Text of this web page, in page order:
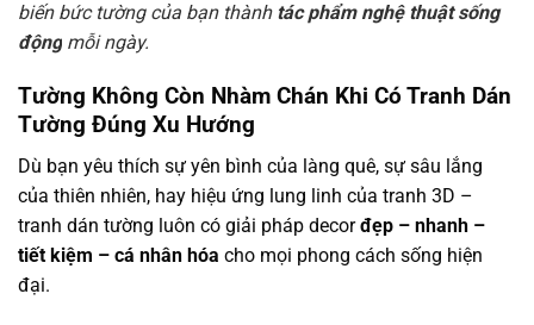
biến bức tường của bạn thành tác phẩm nghệ thuật sống
động mỗi ngày.
Tường Không Còn Nhàm Chán Khi Có Tranh Dán
Tường Đúng Xu Hướng
Dù bạn yêu thích sự yên bình của làng quê, sự sâu lắng
của thiên nhiên, hay hiệu ứng lung linh của tranh 3D –
tranh dán tường luôn có giải pháp decorđẹp – nhanh –
tiết kiệm – cá nhân hóa cho mọi phong cách sống hiện
đại.